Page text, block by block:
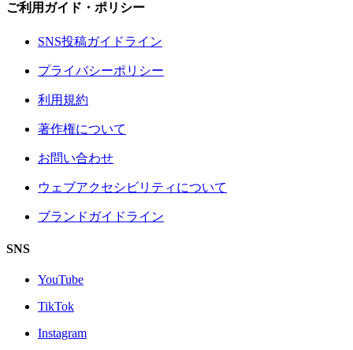
ご利用ガイド・ポリシー
SNS投稿ガイドライン
プライバシーポリシー
利用規約
著作権について
お問い合わせ
ウェブアクセシビリティについて
ブランドガイドライン
SNS
YouTube
TikTok
Instagram